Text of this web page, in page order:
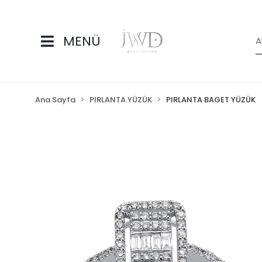
MENÜ
Ana Sayfa PIRLANTA YÜZÜK PIRLANTA BAGET YÜZÜK